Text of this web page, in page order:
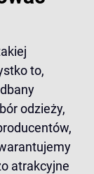
to,
odzieży,
atrakcyjne